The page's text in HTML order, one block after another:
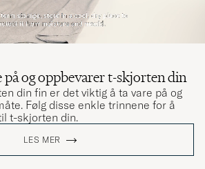
på og oppbevarer t-skjorten din
din fin er det viktig å ta vare på og
Følg disse enkle trinnene for å
t-skjorten din.
LES MER